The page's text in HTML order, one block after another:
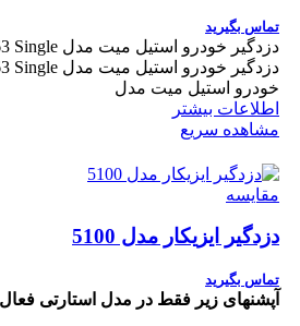
تماس بگیرید
خودرو استیل میت مدل
اطلاعات بیشتر
مشاهده سریع
مقایسه
دزدگیر ایزیکار مدل 5100
تماس بگیرید
آپشن؜های زیر فقط در مدل استارتی